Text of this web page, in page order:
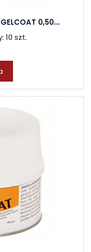
0,50...
10 szt.